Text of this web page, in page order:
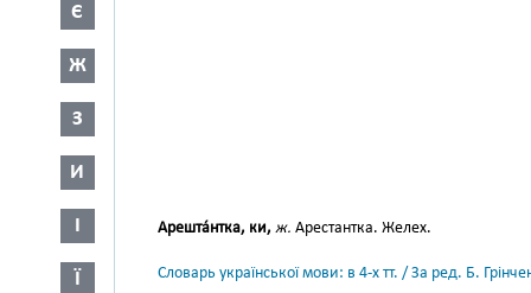
Є
Ж
З
И
І
Ї
Арешта́нтка, ки, ж. Арестантка. Желех.
Словарь української мови: в 4-х тт. / За ред. Б.